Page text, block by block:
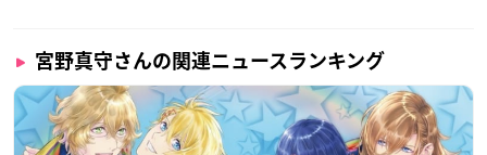
宮野真守さんの関連ニュースランキング